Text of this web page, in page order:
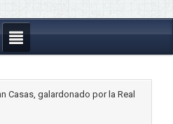
Casas, galardonado por la Real